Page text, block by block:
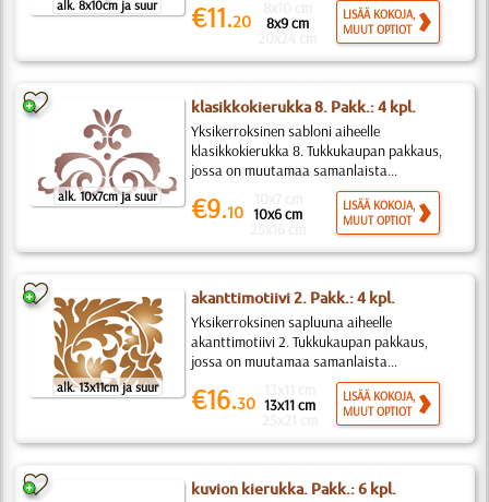
alk. 8x10cm ja suur €11.20 8x9 cm
LISÄÄ KOKOJA,
MUUT OPTIOT
alk. 10x7cm ja suur
klasikkokierukka 8. Pakk.: 4 kpl.
Yksikerroksinen sabloni aiheelle
klasikkokierukka 8. Tukkukaupan pakkaus,
jossa on muutamaa samanlaista...
€9.10 10x6 cm
LISÄÄ KOKOJA,
MUUT OPTIOT
alk. 13x11cm ja suur
akanttimotiivi 2. Pakk.: 4 kpl.
Yksikerroksinen sapluuna aiheelle
akanttimotiivi 2. Tukkukaupan pakkaus,
jossa on muutamaa samanlaista...
€16.30 13x11 cm
LISÄÄ KOKOJA,
MUUT OPTIOT
kuvion kierukka. Pakk.: 6 kpl.